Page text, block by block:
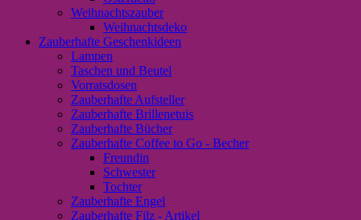
Weihnachtszauber
Weihnachtsdeko
Zauberhafte Geschenkideen
Lampen
Taschen und Beutel
Vorratsdosen
Zauberhafte Aufsteller
Zauberhafte Brillenetuis
Zauberhafte Bücher
Zauberhafte Coffee to Go - Becher
Freundin
Schwester
Tochter
Zauberhafte Engel
Zauberhafte Filz - Artikel